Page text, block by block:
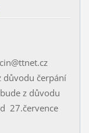
důvodu čerpání
z důvodu
27.července